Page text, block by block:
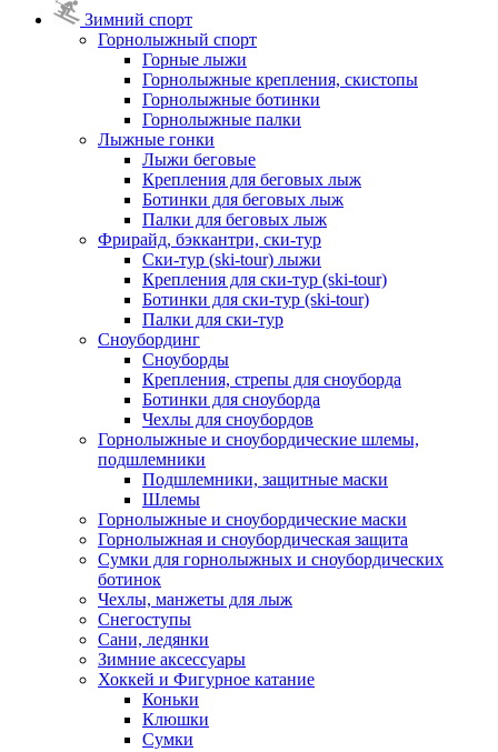
Зимний спорт
Горнолыжный спорт
Горные лыжи
Горнолыжные крепления, скистопы
Горнолыжные ботинки
Горнолыжные палки
Лыжные гонки
Лыжи беговые
Крепления для беговых лыж
Ботинки для беговых лыж
Палки для беговых лыж
Фрирайд, бэккантри, ски-тур
Ски-тур (ski-tour) лыжи
Крепления для ски-тур (ski-tour)
Ботинки для ски-тур (ski-tour)
Палки для ски-тур
Сноубординг
Сноуборды
Крепления, стрепы для сноуборда
Ботинки для сноуборда
Чехлы для сноубордов
Горнолыжные и сноубордические шлемы,
подшлемники
Подшлемники, защитные маски
Шлемы
Горнолыжные и сноубордические маски
Горнолыжная и сноубордическая защита
Сумки для горнолыжных и сноубордических
ботинок
Чехлы, манжеты для лыж
Снегоступы
Сани, ледянки
Зимние аксессуары
Хоккей и Фигурное катание
Коньки
Клюшки
Сумки